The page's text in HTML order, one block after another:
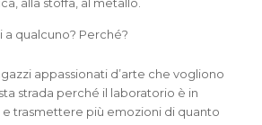
alla stoffa, al metallo.
a qualcuno? Perché?
appassionati d’arte che vogliono
strada perché il laboratorio è in
trasmettere più emozioni di quanto